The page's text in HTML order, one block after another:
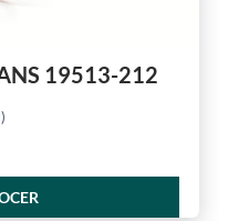
19513-212